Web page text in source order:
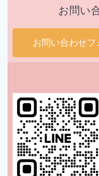
お問い
お問い合わせフ